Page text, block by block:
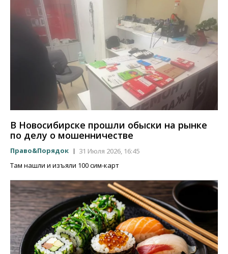
В Новосибирске прошли обыски на рынке
по делу о мошенничестве
Право&Порядок
31 Июля 2026, 16:45
Там нашли и изъяли 100 сим-карт